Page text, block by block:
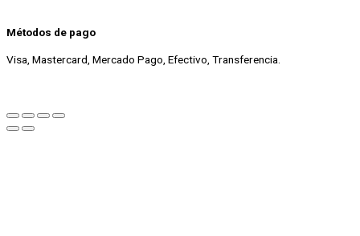
Métodos de pago
Visa, Mastercard, Mercado Pago, Efectivo, Transferencia.